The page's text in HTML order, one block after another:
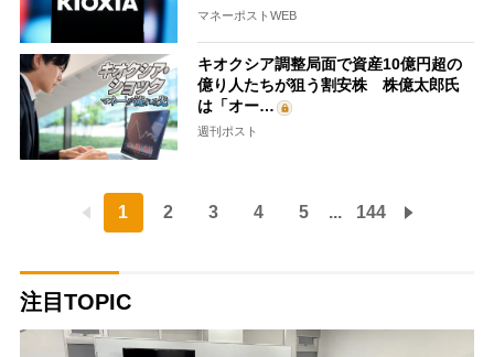
マネーポストWEB
キオクシア調整局面で資産10億円超の
億り人たちが狙う割安株 株億太郎氏
は「オー…
週刊ポスト
1 2 3 4 5 ... 144
注目TOPIC